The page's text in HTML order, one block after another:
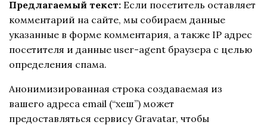
Предлагаемый текст: Если посетитель оставляет
комментарий на сайте, мы собираем данные
указанные в форме комментария, а также IP адрес
посетителя и данные user-agent браузера с целью
определения спама.
Анонимизированная строка создаваемая из
вашего адреса email (“хеш”) может
предоставляться сервису Gravatar, чтобы